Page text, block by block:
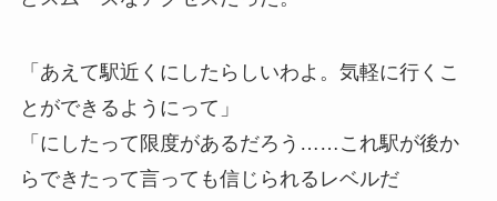
「あえて駅近くにしたらしいわよ。気軽に行くこ
とができるようにって」
「にしたって限度があるだろう……これ駅が後か
らできたって言っても信じられるレベルだ